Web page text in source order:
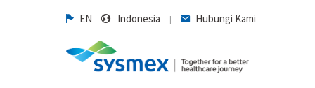
EN Indonesia | Hubungi Kami